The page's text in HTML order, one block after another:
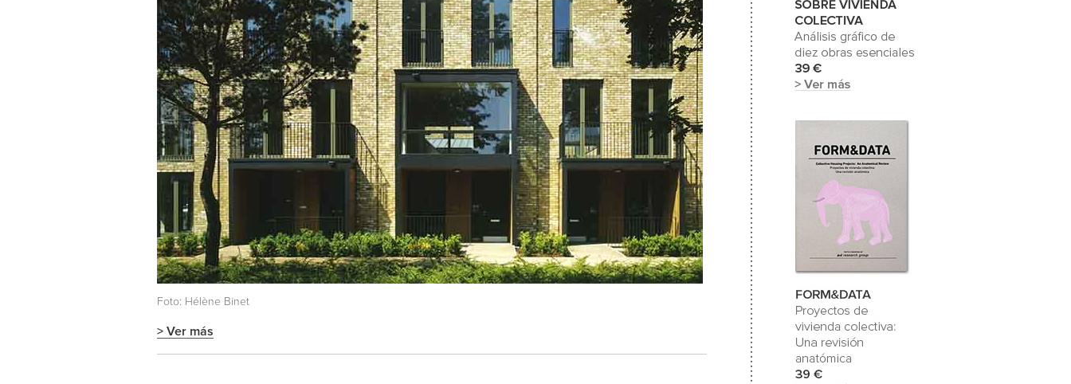
Foto: Hélène Binet
> Ver más